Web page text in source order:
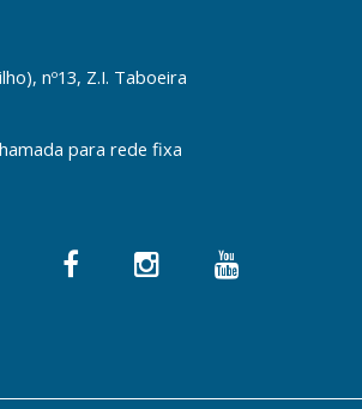
nº13, Z.I. Taboeira
para rede fixa